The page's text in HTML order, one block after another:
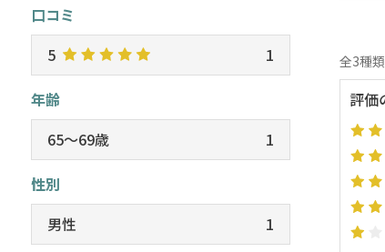
全3種類
評価
口コミ
5
1
年齢
65～69歳
1
性別
男性
1